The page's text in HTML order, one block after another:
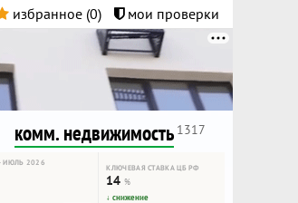
избранное (0) мои проверки
комм. недвижимость 1317
ИЮЛЬ 2026
КЛЮЧЕВАЯ СТАВКА ЦБ РФ
14%
↓ снижение